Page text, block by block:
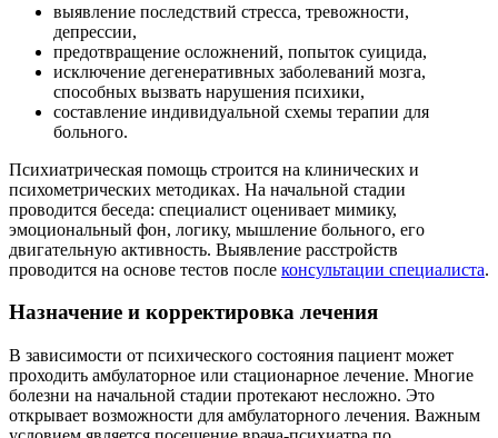
выявление последствий стресса, тревожности,
депрессии,
предотвращение осложнений, попыток суицида,
исключение дегенеративных заболеваний мозга,
способных вызвать нарушения психики,
составление индивидуальной схемы терапии для
больного.
Психиатрическая помощь строится на клинических и
психометрических методиках. На начальной стадии
проводится беседа: специалист оценивает мимику,
эмоциональный фон, логику, мышление больного, его
двигательную активность. Выявление расстройств
проводится на основе тестов после консультации специалиста.
Назначение и корректировка лечения
В зависимости от психического состояния пациент может
проходить амбулаторное или стационарное лечение. Многие
болезни на начальной стадии протекают несложно. Это
открывает возможности для амбулаторного лечения. Важным